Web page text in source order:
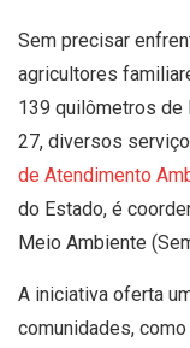
Sem precisar
agricultores
139 quilômetros de
27, diversos
de Atendimento
do Estado, é
Meio Ambiente
A iniciativa oferta
comunidades,